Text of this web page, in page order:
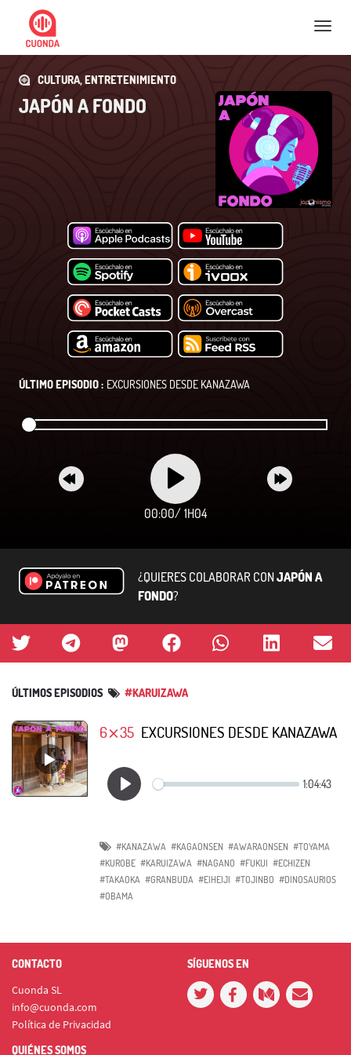
Nav
CULTURA, ENTRETENIMIENTO
JAPÓN A FONDO
ÚLTIMO EPISODIO : EXCURSIONES DESDE KANAZAWA
00:00/ 1H04
¿QUIERES COLABORAR CONJAPÓN A
FONDO?
ÚLTIMOS EPISODIOS #KARUIZAWA
6⨯35 EXCURSIONES DESDE KANAZAWA
#KANAZAWA #KAGAONSEN #AWARAONSEN #TOYAMA
#KUROBE #KARUIZAWA #NAGANO #FUKUI #ECHIZEN
#TAKAOKA #GRANBUDA #EIHEIJI #TOJINBO #DINOSAURIOS
#OBAMA
CONTACTO
Cuonda SL
info@cuonda.com
Política de Privacidad
SÍGUENOS EN
QUIÉNES SOMOS